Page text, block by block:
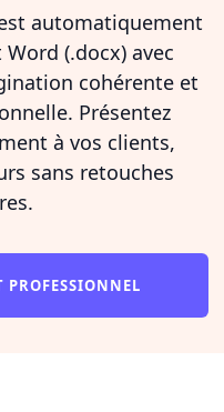
automatiquement
(.docx) avec
cohérente et
Présentez
à vos clients,
sans retouches
PROFESSIONNEL